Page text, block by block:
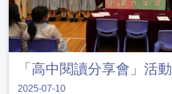
「高中閱讀分享會」活動
2025-07-10